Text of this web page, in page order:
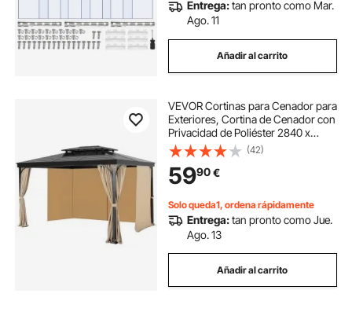
Entrega:tan pronto como Mar.
Ago. 11
Añadir al carrito
VEVOR Cortinas para Cenador para
Exteriores, Cortina de Cenador con
Privacidad de Poliéster 2840 x
2840 x 2040 mm 4 Paneles
Laterales con Cremallera Repuesto
Universal para Toldo de Patio,
Caqui
(42)
5990€
Solo queda1, ordena rápidamente
Entrega:tan pronto como Jue.
Ago. 13
Añadir al carrito